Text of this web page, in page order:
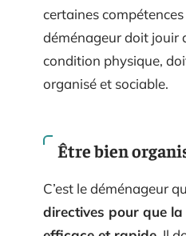
certaines
déménageur doit jouir
condition physique,
organisé et sociable.
Être bien
C’est le déménageur
directives pour que